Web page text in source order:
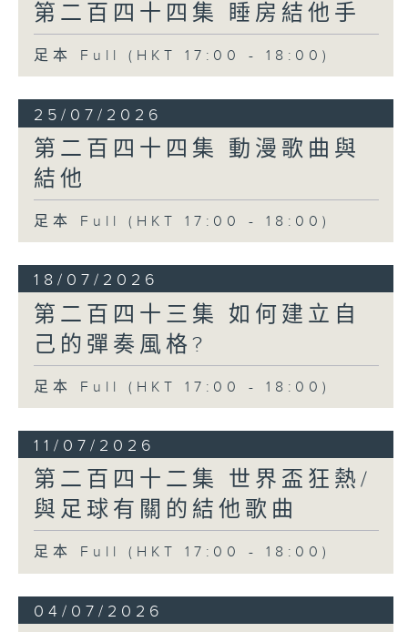
第二百四十四集 睡房結他手
足本 Full (HKT 17:00 - 18:00)
25/07/2026
第二百四十四集 動漫歌曲與
結他
足本 Full (HKT 17:00 - 18:00)
18/07/2026
第二百四十三集 如何建立自
己的彈奏風格?
足本 Full (HKT 17:00 - 18:00)
11/07/2026
第二百四十二集 世界盃狂熱/
與足球有關的結他歌曲
足本 Full (HKT 17:00 - 18:00)
04/07/2026